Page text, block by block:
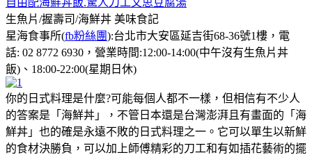
生魚片/握壽司/海鮮丼 美味食記
星海食事所(fb粉絲團):台北市大安區延吉街68-36號1樓，電
話: 02 8772 6930，營業時間:12:00-14:00(中午沒有生魚片丼
飯)、18:00-22:00(星期日休)
你的日式料理是什麼?可能每個人都不一樣，但相信有不少人
的答案是「海鮮丼」，不管日本還是台灣澎湃且有畫面的「海
鮮丼」也的確是永遠不敗的日式料理之一。它可以單生以新鮮
的食材決勝負，可以加上師傅精彩的刀工和有如插花藝術的擺